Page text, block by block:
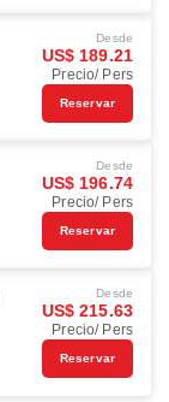
Desde
US$ 189.21
Precio/ Pers
Reservar
Desde
US$ 196.74
Precio/ Pers
Reservar
Desde
US$ 215.63
Precio/ Pers
Reservar